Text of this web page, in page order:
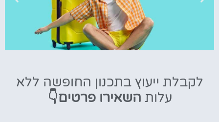
מציאת
טיסה זולה?
לקבלת ייעוץ בתכנון החופשה ללא
עלות השאירו פרטים👇